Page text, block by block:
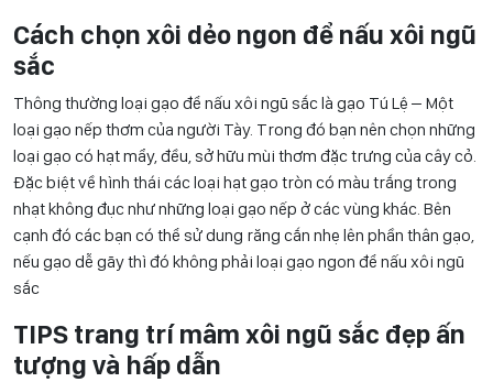
Cách chọn xôi dẻo ngon để nấu xôi ngũ
sắc
Thông thường loại gạo để nấu xôi ngũ sắc là gạo Tú Lệ – Một
loại gạo nếp thơm của người Tày. Trong đó bạn nên chọn những
loại gạo có hạt mẩy, đều, sở hữu mùi thơm đặc trưng của cây cỏ.
Đặc biệt về hình thái các loại hạt gạo tròn có màu trắng trong
nhạt không đục như những loại gạo nếp ở các vùng khác. Bên
cạnh đó các bạn có thể sử dung răng cắn nhẹ lên phần thân gạo,
nếu gạo dễ gãy thì đó không phải loại gạo ngon để nấu xôi ngũ
sắc
TIPS trang trí mâm xôi ngũ sắc đẹp ấn
tượng và hấp dẫn